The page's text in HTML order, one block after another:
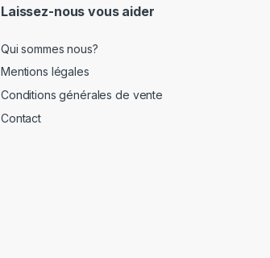
Laissez-nous vous aider
Qui sommes nous?
Mentions légales
Conditions générales de vente
Contact